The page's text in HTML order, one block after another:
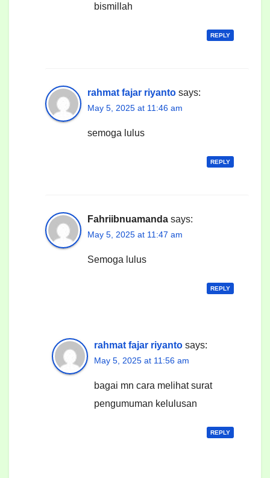
bismillah
REPLY
rahmat fajar riyanto says:
May 5, 2025 at 11:46 am
semoga lulus
REPLY
Fahriibnuamanda says:
May 5, 2025 at 11:47 am
Semoga lulus
REPLY
rahmat fajar riyanto says:
May 5, 2025 at 11:56 am
bagai mn cara melihat surat
pengumuman kelulusan
REPLY